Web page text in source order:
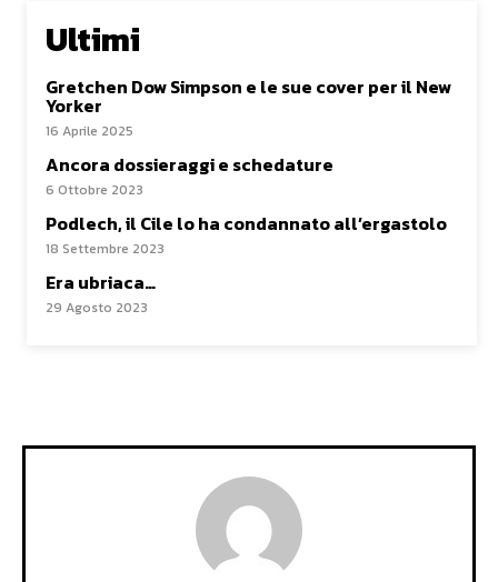
Ultimi
Gretchen Dow Simpson e le sue cover per il New
Yorker
16 Aprile 2025
Ancora dossieraggi e schedature
6 Ottobre 2023
Podlech, il Cile lo ha condannato all’ergastolo
18 Settembre 2023
Era ubriaca…
29 Agosto 2023